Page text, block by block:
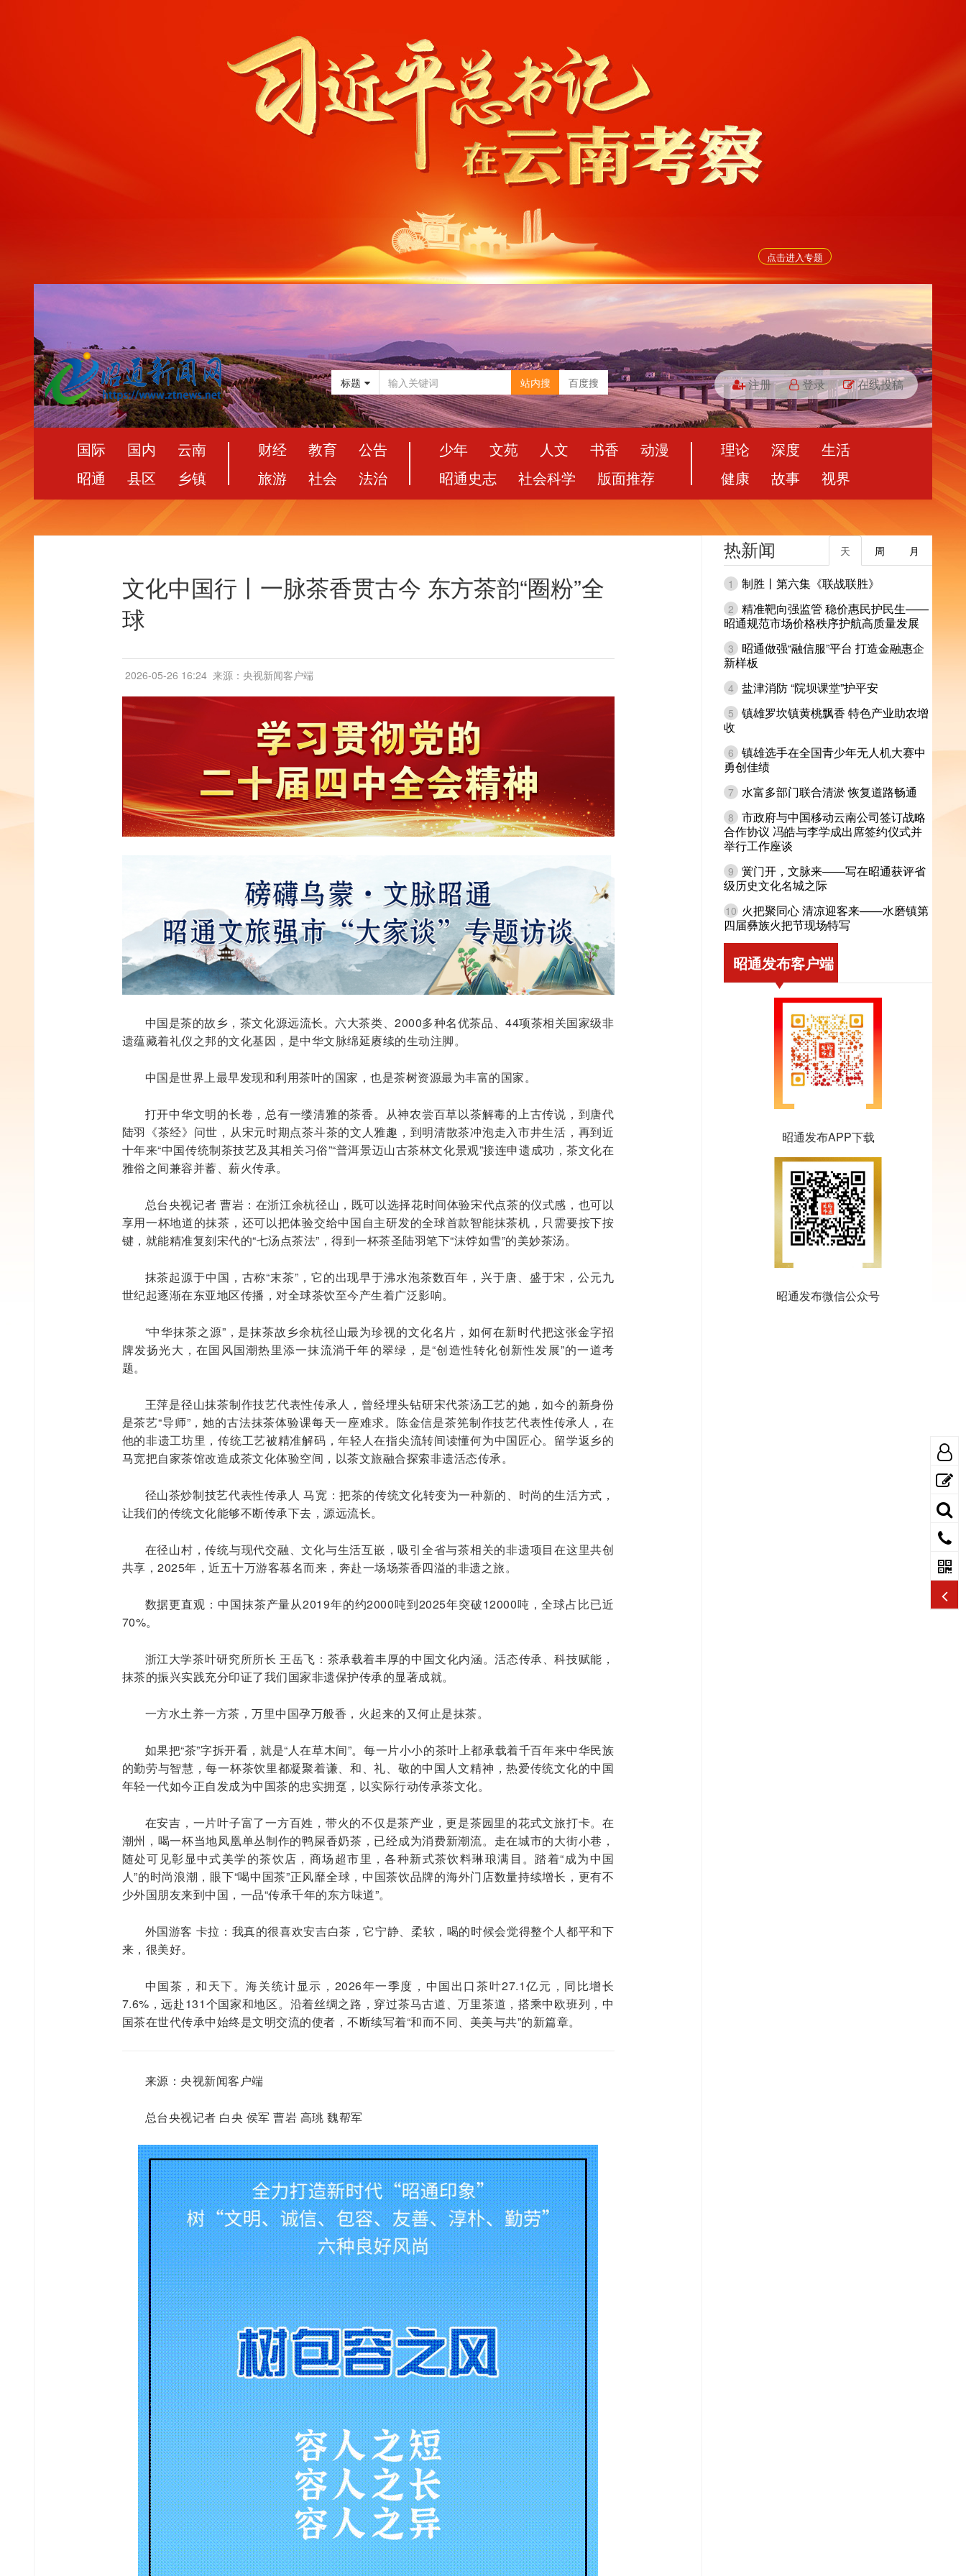
点击进入专题
标题 站内搜 百度搜 注册 登录 在线投稿
国际 国内
云南
昭通
县区 乡镇
财经 教育
公告
旅游
社会 法治
少年 文苑 人文 书香
动漫
昭通史志
社会科学 版面推荐
理论 深度
生活
健康
故事 视界
文化中国行丨一脉茶香贯古今 东方茶韵“圈粉”全
球
2026-05-26 16:24 来源：央视新闻客户端
中国是茶的故乡，茶文化源远流长。六大茶类、2000多种名优茶品、44项茶相关国家级非
遗蕴藏着礼仪之邦的文化基因，是中华文脉绵延赓续的生动注脚。
中国是世界上最早发现和利用茶叶的国家，也是茶树资源最为丰富的国家。
打开中华文明的长卷，总有一缕清雅的茶香。从神农尝百草以茶解毒的上古传说，到唐代
陆羽《茶经》问世，从宋元时期点茶斗茶的文人雅趣，到明清散茶冲泡走入市井生活，再到近
十年来“中国传统制茶技艺及其相关习俗”“普洱景迈山古茶林文化景观”接连申遗成功，茶文化在
雅俗之间兼容并蓄、薪火传承。
总台央视记者 曹岩：在浙江余杭径山，既可以选择花时间体验宋代点茶的仪式感，也可以
享用一杯地道的抹茶，还可以把体验交给中国自主研发的全球首款智能抹茶机，只需要按下按
键，就能精准复刻宋代的“七汤点茶法”，得到一杯茶圣陆羽笔下“沫饽如雪”的美妙茶汤。
抹茶起源于中国，古称“末茶”，它的出现早于沸水泡茶数百年，兴于唐、盛于宋，公元九
世纪起逐渐在东亚地区传播，对全球茶饮至今产生着广泛影响。
“中华抹茶之源”，是抹茶故乡余杭径山最为珍视的文化名片，如何在新时代把这张金字招
牌发扬光大，在国风国潮热里添一抹流淌千年的翠绿，是“创造性转化创新性发展”的一道考
题。
王萍是径山抹茶制作技艺代表性传承人，曾经埋头钻研宋代茶汤工艺的她，如今的新身份
是茶艺“导师”，她的古法抹茶体验课每天一座难求。陈金信是茶筅制作技艺代表性传承人，在
他的非遗工坊里，传统工艺被精准解码，年轻人在指尖流转间读懂何为中国匠心。留学返乡的
马宽把自家茶馆改造成茶文化体验空间，以茶文旅融合探索非遗活态传承。
径山茶炒制技艺代表性传承人 马宽：把茶的传统文化转变为一种新的、时尚的生活方式，
让我们的传统文化能够不断传承下去，源远流长。
在径山村，传统与现代交融、文化与生活互嵌，吸引全省与茶相关的非遗项目在这里共创
共享，2025年，近五十万游客慕名而来，奔赴一场场茶香四溢的非遗之旅。
数据更直观：中国抹茶产量从2019年的约2000吨到2025年突破12000吨，全球占比已近
70%。
浙江大学茶叶研究所所长 王岳飞：茶承载着丰厚的中国文化内涵。活态传承、科技赋能，
抹茶的振兴实践充分印证了我们国家非遗保护传承的显著成就。
一方水土养一方茶，万里中国孕万般香，火起来的又何止是抹茶。
如果把“茶”字拆开看，就是“人在草木间”。每一片小小的茶叶上都承载着千百年来中华民族
的勤劳与智慧，每一杯茶饮里都凝聚着谦、和、礼、敬的中国人文精神，热爱传统文化的中国
年轻一代如今正自发成为中国茶的忠实拥趸，以实际行动传承茶文化。
在安吉，一片叶子富了一方百姓，带火的不仅是茶产业，更是茶园里的花式文旅打卡。在
潮州，喝一杯当地凤凰单丛制作的鸭屎香奶茶，已经成为消费新潮流。走在城市的大街小巷，
随处可见彰显中式美学的茶饮店，商场超市里，各种新式茶饮料琳琅满目。踏着“成为中国
人”的时尚浪潮，眼下“喝中国茶”正风靡全球，中国茶饮品牌的海外门店数量持续增长，更有不
少外国朋友来到中国，一品“传承千年的东方味道”。
外国游客 卡拉：我真的很喜欢安吉白茶，它宁静、柔软，喝的时候会觉得整个人都平和下
来，很美好。
中国茶，和天下。海关统计显示，2026年一季度，中国出口茶叶27.1亿元，同比增长
7.6%，远赴131个国家和地区。沿着丝绸之路，穿过茶马古道、万里茶道，搭乘中欧班列，中
国茶在世代传承中始终是文明交流的使者，不断续写着“和而不同、美美与共”的新篇章。
来源：央视新闻客户端
总台央视记者 白央 侯军 曹岩 高珧 魏帮军
热新闻 月
周
天
1 制胜丨第六集《联战联胜》
2 精准靶向强监管 稳价惠民护民生——
昭通规范市场价格秩序护航高质量发展
3
昭通做强“融信服”平台 打造金融惠企
新样板
4 盐津消防 “院坝课堂”护平安
5 镇雄罗坎镇黄桃飘香 特色产业助农增
收
6 镇雄选手在全国青少年无人机大赛中
勇创佳绩
7 水富多部门联合清淤 恢复道路畅通
8 市政府与中国移动云南公司签订战略
合作协议 冯皓与李学成出席签约仪式并
举行工作座谈
9 黉门开，文脉来——写在昭通获评省
级历史文化名城之际
10 火把聚同心 清凉迎客来——水磨镇第
四届彝族火把节现场特写
昭通发布客户端
昭通发布APP下载
昭通发布微信公众号